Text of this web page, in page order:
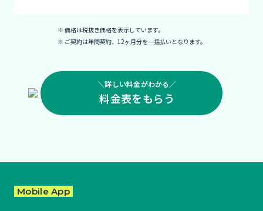
※ 価格は税抜き価格を表示しています。
※ ご契約は年間契約、12ヶ月分を一括払いとなります。
＼詳しい料金がわかる／
料金表をもらう
Mobile App